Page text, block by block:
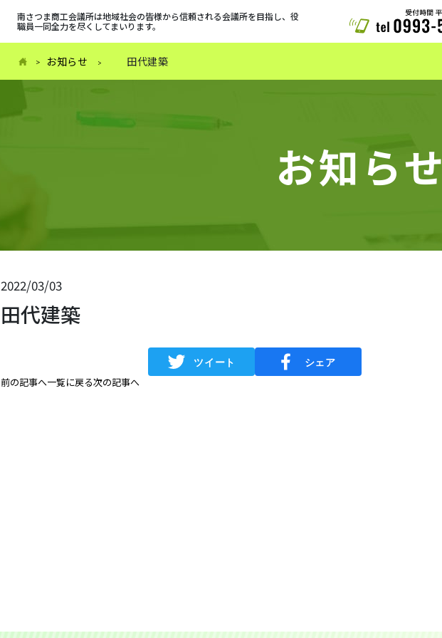
南さつま商工会議所は地域社会の皆様から信頼される会議所を目指し、役
職員一同全力を尽くしてまいります。
お知らせ 田代建築
お知らせ
2022/03/03
田代建築
前の記事へ一覧に戻る次の記事へ